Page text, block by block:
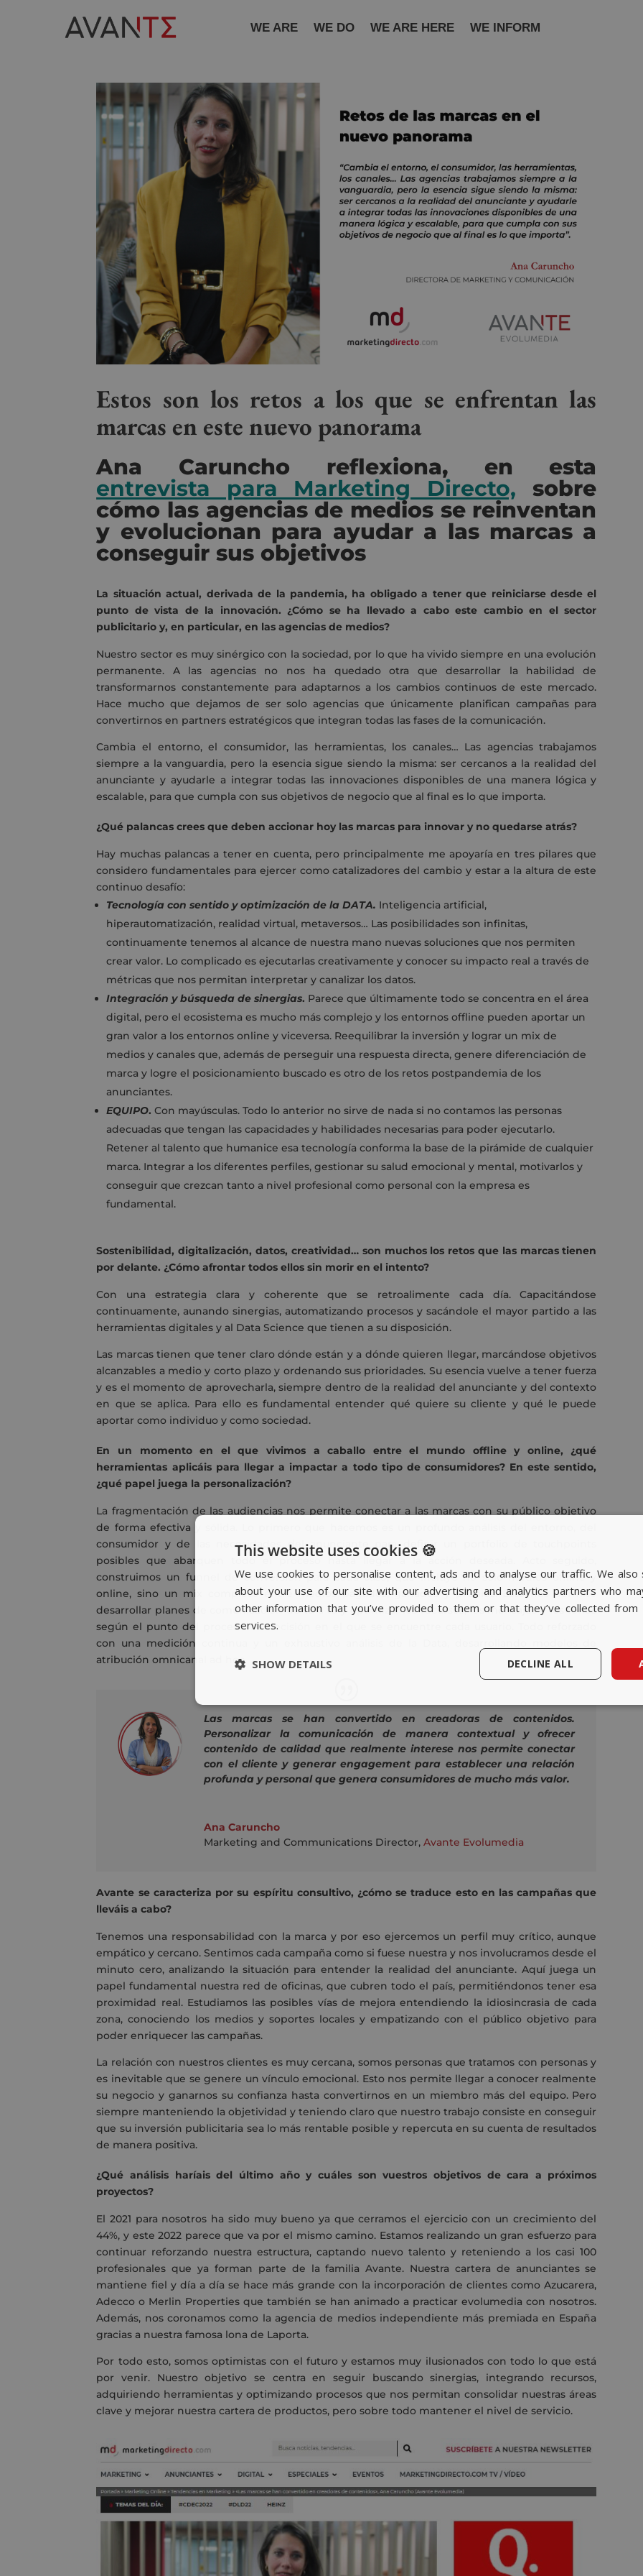
WE ARE WE DO WE ARE HERE WE INFORM
Estos son los retos a los que se enfrentan las
marcas en este nuevo panorama
Ana Caruncho reflexiona, en esta
entrevista para Marketing Directo, sobre
cómo las agencias de medios se reinventan
y evolucionan para ayudar a las marcas a
conseguir sus objetivos
La situación actual, derivada de la pandemia, ha obligado a tener que reiniciarse desde el
punto de vista de la innovación. ¿Cómo se ha llevado a cabo este cambio en el sector
publicitario y, en particular, en las agencias de medios?
Nuestro sector es muy sinérgico con la sociedad, por lo que ha vivido siempre en una evolución
permanente. A las agencias no nos ha quedado otra que desarrollar la habilidad de
transformarnos constantemente para adaptarnos a los cambios continuos de este mercado.
Hace mucho que dejamos de ser solo agencias que únicamente planifican campañas para
convertirnos en partners estratégicos que integran todas las fases de la comunicación.
Cambia el entorno, el consumidor, las herramientas, los canales… Las agencias trabajamos
siempre a la vanguardia, pero la esencia sigue siendo la misma: ser cercanos a la realidad del
anunciante y ayudarle a integrar todas las innovaciones disponibles de una manera lógica y
escalable, para que cumpla con sus objetivos de negocio que al final es lo que importa.
¿Qué palancas crees que deben accionar hoy las marcas para innovar y no quedarse atrás?
Hay muchas palancas a tener en cuenta, pero principalmente me apoyaría en tres pilares que
considero fundamentales para ejercer como catalizadores del cambio y estar a la altura de este
continuo desafío:
Tecnología con sentido y optimización de la DATA. Inteligencia artificial,
hiperautomatización, realidad virtual, metaversos… Las posibilidades son infinitas,
continuamente tenemos al alcance de nuestra mano nuevas soluciones que nos permiten
crear valor. Lo complicado es ejecutarlas creativamente y conocer su impacto real a través de
métricas que nos permitan interpretar y canalizar los datos.
Integración y búsqueda de sinergias. Parece que últimamente todo se concentra en el área
digital, pero el ecosistema es mucho más complejo y los entornos offline pueden aportar un
gran valor a los entornos online y viceversa. Reequilibrar la inversión y lograr un mix de
medios y canales que, además de perseguir una respuesta directa, genere diferenciación de
marca y logre el posicionamiento buscado es otro de los retos postpandemia de los
anunciantes.
EQUIPO. Con mayúsculas. Todo lo anterior no sirve de nada si no contamos las personas
adecuadas que tengan las capacidades y habilidades necesarias para poder ejecutarlo.
Retener al talento que humanice esa tecnología conforma la base de la pirámide de cualquier
marca. Integrar a los diferentes perfiles, gestionar su salud emocional y mental, motivarlos y
conseguir que crezcan tanto a nivel profesional como personal con la empresa es
fundamental.
Sostenibilidad, digitalización, datos, creatividad… son muchos los retos que las marcas tienen
por delante. ¿Cómo afrontar todos ellos sin morir en el intento?
Con una estrategia clara y coherente que se retroalimente cada día. Capacitándose
continuamente, aunando sinergias, automatizando procesos y sacándole el mayor partido a las
herramientas digitales y al Data Science que tienen a su disposición.
Las marcas tienen que tener claro dónde están y a dónde quieren llegar, marcándose objetivos
alcanzables a medio y corto plazo y ordenando sus prioridades. Su esencia vuelve a tener fuerza
y es el momento de aprovecharla, siempre dentro de la realidad del anunciante y del contexto
en que se aplica. Para ello es fundamental entender qué quiere su cliente y qué le puede
aportar como individuo y como sociedad.
En un momento en el que vivimos a caballo entre el mundo offline y online, ¿qué
herramientas aplicáis para llegar a impactar a todo tipo de consumidores? En este sentido,
¿qué papel juega la personalización?
La fragmentación de las audiencias nos permite conectar a las marcas con su público objetivo
de forma efectiva y sólida. Lo primero que hacemos es un profundo análisis del entorno, del
consumidor y de las necesidades del anunciante para definir un portfolio de touchpoints
posibles que abarquen todo el proceso hasta llegar a la acción deseada. Acto seguido,
construimos un funnel de conversión para cada caso, que incluye no solo medios offline y
online, sino un mix completo entre medios pagados, ganados y propios. Esto nos permite
desarrollar planes de comunicación de tú a tú y optimizar los recursos, los mensajes y los tonos
según el punto del proceso de decisión en el que se encuentre cada usuario. Todo reforzado
con una medición continua y un exhaustivo análisis de la Data, desarrollando modelos de
atribución omnicanal ad hoc.
Las marcas se han convertido en creadoras de contenidos.
Personalizar la comunicación de manera contextual y ofrecer
contenido de calidad que realmente interese nos permite conectar
con el cliente y generar engagement para establecer una relación
profunda y personal que genera consumidores de mucho más valor.
Ana Caruncho
Marketing and Communications Director, Avante Evolumedia
Avante se caracteriza por su espíritu consultivo, ¿cómo se traduce esto en las campañas que
lleváis a cabo?
Tenemos una responsabilidad con la marca y por eso ejercemos un perfil muy crítico, aunque
empático y cercano. Sentimos cada campaña como si fuese nuestra y nos involucramos desde el
minuto cero, analizando la situación para entender la realidad del anunciante. Aquí juega un
papel fundamental nuestra red de oficinas, que cubren todo el país, permitiéndonos tener esa
proximidad real. Estudiamos las posibles vías de mejora entendiendo la idiosincrasia de cada
zona, conociendo los medios y soportes locales y empatizando con el público objetivo para
poder enriquecer las campañas.
La relación con nuestros clientes es muy cercana, somos personas que tratamos con personas y
es inevitable que se genere un vínculo emocional. Esto nos permite llegar a conocer realmente
su negocio y ganarnos su confianza hasta convertirnos en un miembro más del equipo. Pero
siempre manteniendo la objetividad y teniendo claro que nuestro trabajo consiste en conseguir
que su inversión publicitaria sea lo más rentable posible y repercuta en su cuenta de resultados
de manera positiva.
¿Qué análisis haríais del último año y cuáles son vuestros objetivos de cara a próximos
proyectos?
El 2021 para nosotros ha sido muy bueno ya que cerramos el ejercicio con un crecimiento del
44%, y este 2022 parece que va por el mismo camino. Estamos realizando un gran esfuerzo para
continuar reforzando nuestra estructura, captando nuevo talento y reteniendo a los casi 100
profesionales que ya forman parte de la familia Avante. Nuestra cartera de anunciantes se
mantiene fiel y día a día se hace más grande con la incorporación de clientes como Azucarera,
Adecco o Merlin Properties que también se han animado a practicar evolumedia con nosotros.
Además, nos coronamos como la agencia de medios independiente más premiada en España
gracias a nuestra famosa lona de Laporta.
Por todo esto, somos optimistas con el futuro y estamos muy ilusionados con todo lo que está
por venir. Nuestro objetivo se centra en seguir buscando sinergias, integrando recursos,
adquiriendo herramientas y optimizando procesos que nos permitan consolidar nuestras áreas
clave y mejorar nuestra cartera de productos, pero sobre todo mantener el nivel de servicio.
This website uses cookies 🍪
We use cookies to personalise content, ads and to analyse our traffic. We also
about your use of our site with our advertising and analytics partners who
other information that you’ve provided to them or that they’ve collected
services.
DECLINE ALL
SHOW DETAILS